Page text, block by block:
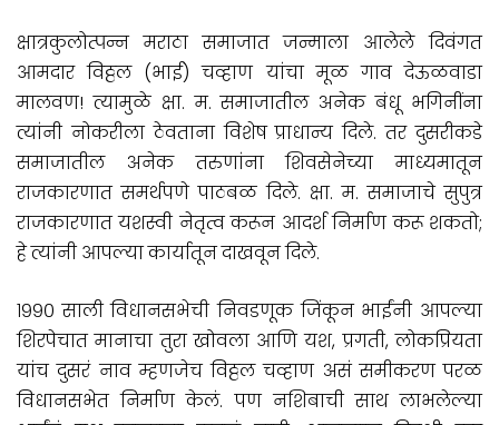
क्षात्रकुलोत्पन्न मराठा समाजात जन्माला आलेले दिवंगत
आमदार विठ्ठल (भाई) चव्हाण यांचा मूळ गाव देऊळवाडा
मालवण! त्यामुळे क्षा. म. समाजातील अनेक बंधू भगिनींना
त्यांनी नोकरीला ठेवताना विशेष प्राधान्य दिले. तर दुसरीकडे
समाजातील अनेक तरुणांना शिवसेनेच्या माध्यमातून
राजकारणात समर्थपणे पाठबळ दिले. क्षा. म. समाजाचे सुपुत्र
राजकारणात यशस्वी नेतृत्व करून आदर्श निर्माण करू शकतो;
हे त्यांनी आपल्या कार्यातून दाखवून दिले.
१९९० साली विधानसभेची निवडणूक जिंकून भाईंनी आपल्या
शिरपेचात मानाचा तुरा खोवला आणि यश, प्रगती, लोकप्रियता
यांच दुसरं नाव म्हणजेच विठ्ठल चव्हाण असं समीकरण परळ
विधानसभेत निर्माण केलं. पण नशिबाची साथ लाभलेल्या